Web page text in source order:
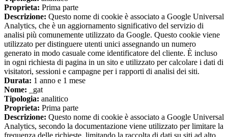
Proprieta: Prima parte
Descrizione: Questo nome di cookie è associato a Google Universal
Analytics, che è un aggiornamento significativo del servizio di
analisi più comunemente utilizzato da Google. Questo cookie viene
utilizzato per distinguere utenti unici assegnando un numero
generato in modo casuale come identificatore del cliente. È incluso
in ogni richiesta di pagina in un sito e utilizzato per calcolare i dati di
visitatori, sessioni e campagne per i rapporti di analisi dei siti.
Durata: 1 anno e 1 mese
Nome: _gat
Tipologia: analitico
Proprieta: Prima parte
Descrizione: Questo nome di cookie è associato a Google Universal
Analytics, secondo la documentazione viene utilizzato per limitare la